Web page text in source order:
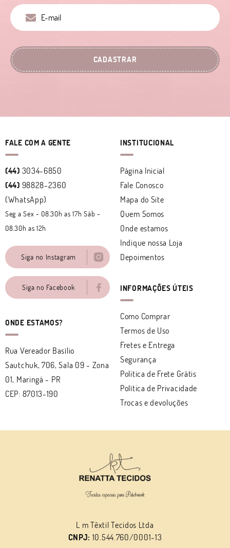
CADASTRAR
FALE COM A GENTE
(44) 3034-6850
(44) 98828-2360
(WhatsApp)
Seg a Sex - 08.30h as 17h Sáb -
08.30h as 12h
Siga no Instagram
Siga no Facebook
ONDE ESTAMOS?
Rua Vereador Basílio
Sautchuk, 706, Sala 09 - Zona
01, Maringá - PR
CEP: 87013-190
INSTITUCIONAL
Página Inicial
Fale Conosco
Mapa do Site
Quem Somos
Onde estamos
Indique nossa Loja
Depoimentos
INFORMAÇÕES ÚTEIS
Como Comprar
Termos de Uso
Fretes e Entrega
Segurança
Politica de Frete Grátis
Política de Privacidade
Trocas e devoluções
L m Têxtil Tecidos Ltda
CNPJ: 10.544.760/0001-13